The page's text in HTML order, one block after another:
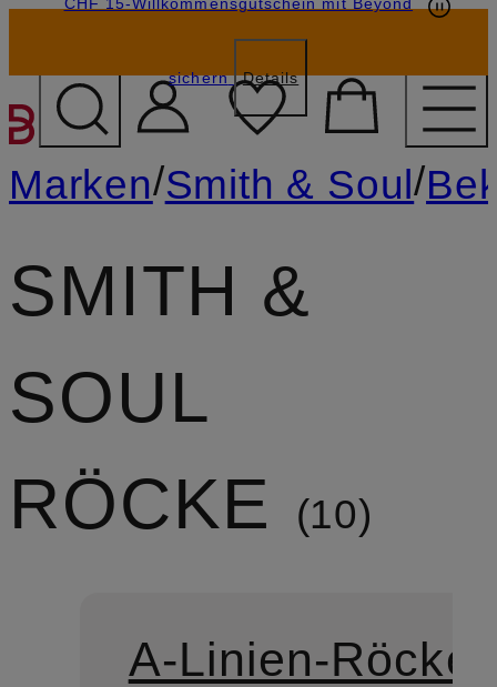
ZUM HAUPTINHALT
sichern Details
Marken/Smith & Soul/
SMITH &
SOUL
RÖCKE
10
A-Linien-Röcke